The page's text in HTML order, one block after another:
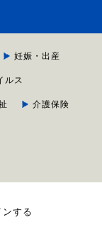
妊娠・出産
ルス
介護保険
する